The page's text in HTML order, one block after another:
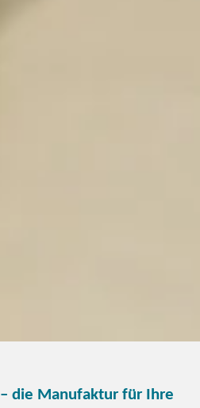
– die Manufaktur für Ihre